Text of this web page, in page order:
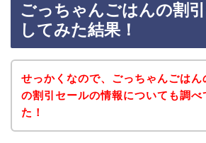
ごっちゃんごはんの割
してみた結果！
せっかくなので、ごっちゃんごはん
の割引セールの情報についても調べ
た！